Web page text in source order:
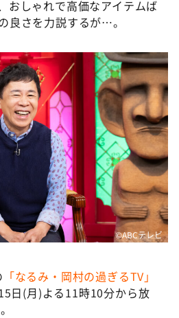
おしゃれで高価なアイテムば
良さを力説するが…。
©ABCテレビ
「なるみ・岡村の過ぎるTV」
日(月)よる11時10分から放